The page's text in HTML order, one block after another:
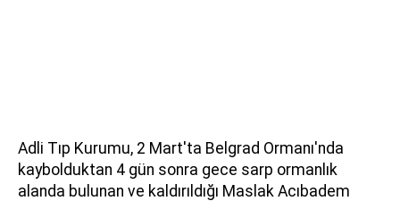
Adli Tıp Kurumu, 2 Mart'ta Belgrad Ormanı'nda
kaybolduktan 4 gün sonra gece sarp ormanlık
alanda bulunan ve kaldırıldığı Maslak Acıbadem